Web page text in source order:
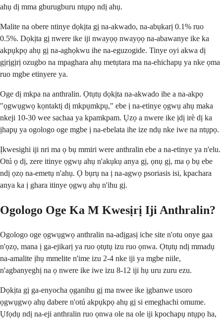
ahụ dị mma gburugburu ntụpọ ndị ahụ.
Malite na obere ntinye dọkịta gị na-akwado, na-abụkarị 0.1% ruo
0.5%. Dọkịta gị nwere ike iji nwayọọ nwayọọ na-abawanye ike ka
akpụkpọ ahụ gị na-aghọkwu ihe na-eguzogide. Tinye oyi akwa dị
gịrịgịrị ozugbo na mpaghara ahụ metụtara ma na-ehichapụ ya nke ọma
ruo mgbe etinyere ya.
Oge dị mkpa na anthralin. Ọtụtụ dọkịta na-akwado ihe a na-akpọ
"ọgwụgwọ kọntaktị dị mkpụmkpụ," ebe ị na-etinye ọgwụ ahụ maka
nkeji 10-30 wee sachaa ya kpamkpam. Ụzọ a nwere ike ịdị irè dị ka
ịhapụ ya ogologo oge mgbe ị na-ebelata ihe ize ndụ nke iwe na ntụpọ.
Ịkwesighi iji nri ma ọ bụ mmiri were anthralin ebe a na-etinye ya n'elu.
Otú ọ dị, zere itinye ọgwụ ahụ n'akụkụ anya gị, ọnụ gị, ma ọ bụ ebe
ndị ọzọ na-emetụ n'ahụ. Ọ bụrụ na ị na-agwọ psoriasis isi, kpachara
anya ka ị ghara itinye ọgwụ ahụ n'ihu gị.
Ogologo Oge Ka M Kwesịrị Iji Anthralin?
Ogologo oge ọgwụgwọ anthralin na-adịgasị iche site n'otu onye gaa
n'ọzọ, mana ị ga-ejikarị ya ruo ọtụtụ izu ruo ọnwa. Ọtụtụ ndị mmadụ
na-amalite ịhụ mmelite n'ime izu 2-4 nke iji ya mgbe niile,
n'agbanyeghị na ọ nwere ike iwe izu 8-12 iji hụ uru zuru ezu.
Dọkịta gị ga-enyocha ọganihu gị ma nwee ike ịgbanwe usoro
ọgwụgwọ ahụ dabere n'otú akpụkpọ ahụ gị si emeghachi omume.
Ụfọdụ ndị na-eji anthralin ruo ọnwa ole na ole iji kpochapụ ntụpọ ha,